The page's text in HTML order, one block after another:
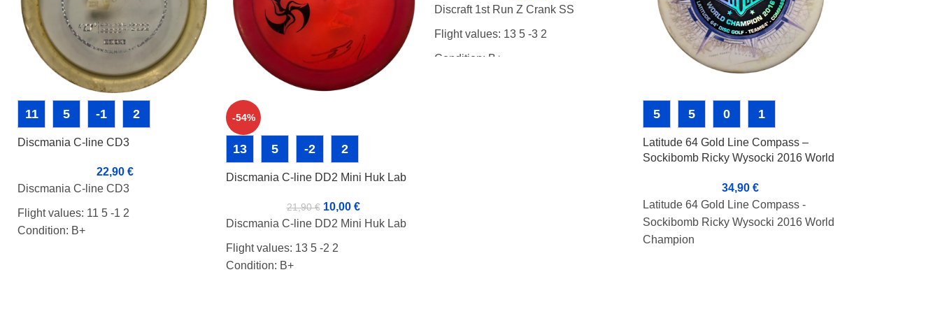
11 5 -1 2
Discmania C-line CD3
22,90 €
Discmania C-line CD3
Flight values: 11 5 -1 2
Condition: B+
-54%
13 5 -2 2
Discmania C-line DD2 Mini Huk Lab
21,90€ 10,00 €
Discmania C-line DD2 Mini Huk Lab
Flight values: 13 5 -2 2
Condition: B+
Discraft 1st Run Z Crank SS
Flight values: 13 5 -3 2
Condition: B+
5 5 0 1
Latitude 64 Gold Line Compass –
Sockibomb Ricky Wysocki 2016 World
34,90 €
Latitude 64 Gold Line Compass -
Sockibomb Ricky Wysocki 2016 World
Champion